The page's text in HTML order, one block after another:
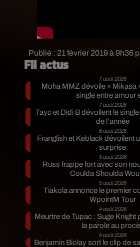
Publié : 21 février 2019 à 9h36
Fil actus
7 août 2026
Moha MMZ dévoile « Mikasa
single entre amour
7 août 2026
Tayc et Didi B dévoilent le
de l’année
6 août 2026
Franglish et Keblack dévoilent
surprise
5 août 2026
Russ frappe fort avec son
Coulda Shoulda
5 août 2026
Tiakola annonce le premier
WpointM Tour
4 août 2026
Meurtre de Tupac : Suge Knight
la parole au
4 août 2026
Benjamin Biolay sort le clip de